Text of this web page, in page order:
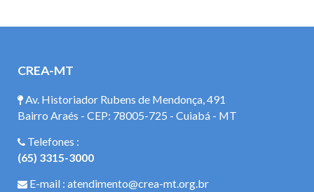
CREA-MT
Av. Historiador Rubens de Mendonça, 491
Bairro Araés - CEP: 78005-725 - Cuiabá - MT
Telefones :
(65) 3315-3000
E-mail : atendimento@crea-mt.org.br